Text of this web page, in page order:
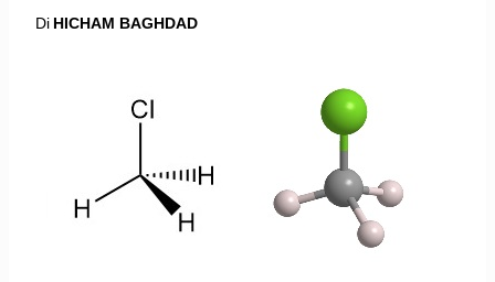
Di HICHAM BAGHDAD